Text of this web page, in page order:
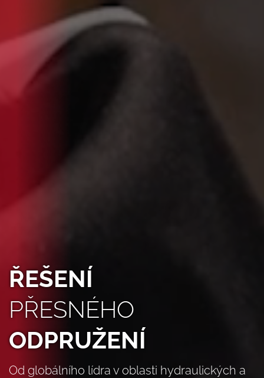
ŘEŠENÍ
PŘESNÉHO
ODPRUŽENÍ
Od globálního lídra v oblasti hydraulických a